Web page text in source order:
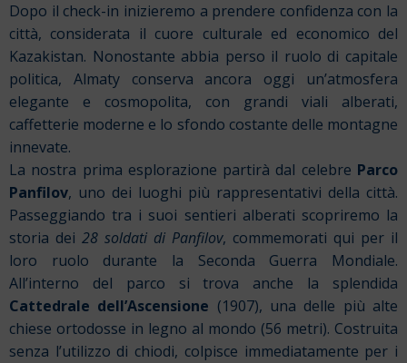
Dopo il check-in inizieremo a prendere confidenza con la
città, considerata il cuore culturale ed economico del
Kazakistan. Nonostante abbia perso il ruolo di capitale
politica, Almaty conserva ancora oggi un’atmosfera
elegante e cosmopolita, con grandi viali alberati,
caffetterie moderne e lo sfondo costante delle montagne
innevate.
La nostra prima esplorazione partirà dal celebre Parco
Panfilov, uno dei luoghi più rappresentativi della città.
Passeggiando tra i suoi sentieri alberati scopriremo la
storia dei 28 soldati di Panfilov, commemorati qui per il
loro ruolo durante la Seconda Guerra Mondiale.
All’interno del parco si trova anche la splendida
Cattedrale dell’Ascensione (1907), una delle più alte
chiese ortodosse in legno al mondo (56 metri). Costruita
senza l’utilizzo di chiodi, colpisce immediatamente per i